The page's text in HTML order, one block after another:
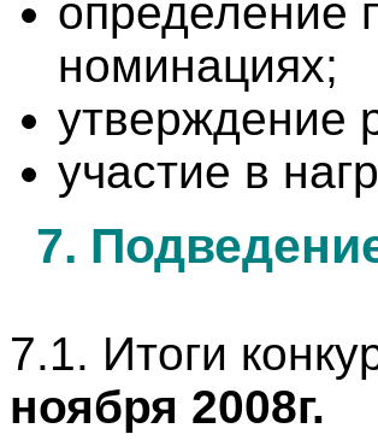
определение
номинациях;
утверждение
участие в
7.
7.1. Итоги
ноября 2008г.